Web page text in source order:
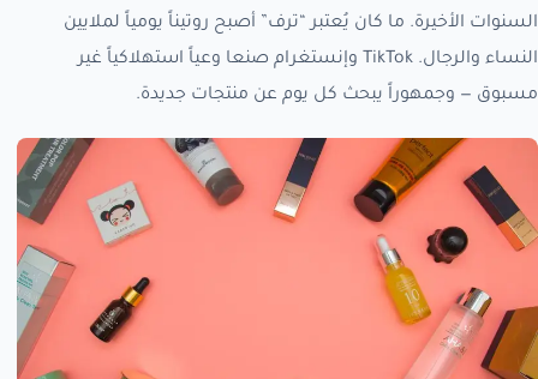
السنوات الأخيرة. ما كان يُعتبر “ترف” أصبح روتيناً يومياً لملايين
النساء والرجال. TikTok وإنستغرام صنعا وعياً استهلاكياً غير
مسبوق — وجمهوراً يبحث كل يوم عن منتجات جديدة.